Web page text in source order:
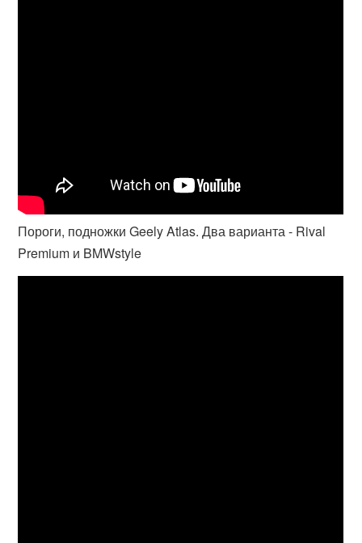
Пороги, подножки Geely Atlas. Два варианта - Rival
Premium и BMWstyle